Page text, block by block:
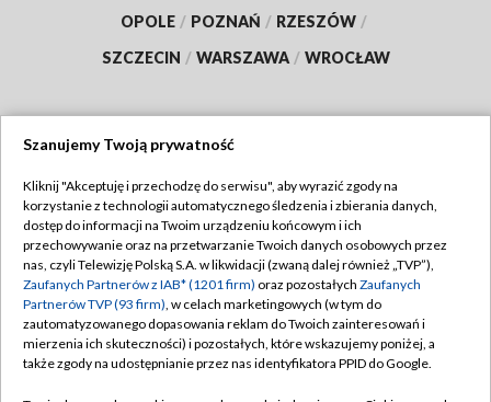
OPOLE / POZNAŃ / RZESZÓW /
SZCZECIN / WARSZAWA / WROCŁAW
TVP
Abonament TVP
Emisja w TVP
Centrum informacji TVP
Naziemna Telewizja Cyfrowa
Regulamin TVP
Polityka prywatności
Moje zgody
Pomoc
Szanujemy Twoją prywatność
Kliknij "Akceptuję i przechodzę do serwisu", aby wyrazić zgody na
korzystanie z technologii automatycznego śledzenia i zbierania danych,
dostęp do informacji na Twoim urządzeniu końcowym i ich
przechowywanie oraz na przetwarzanie Twoich danych osobowych przez
nas, czyli Telewizję Polską S.A. w likwidacji (zwaną dalej również „TVP”),
Zaufanych Partnerów z IAB* (1201 firm) oraz pozostałych Zaufanych
Partnerów TVP (93 firm), w celach marketingowych (w tym do
zautomatyzowanego dopasowania reklam do Twoich zainteresowań i
mierzenia ich skuteczności) i pozostałych, które wskazujemy poniżej, a
także zgody na udostępnianie przez nas identyfikatora PPID do Google.